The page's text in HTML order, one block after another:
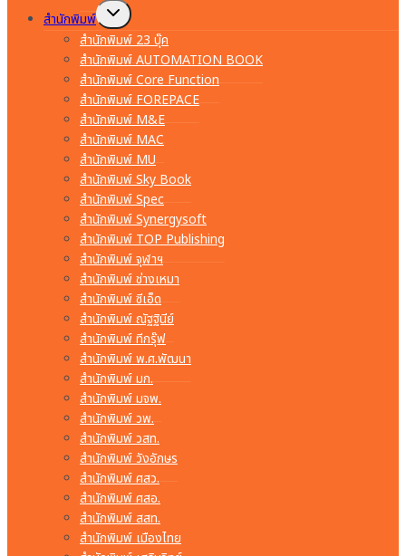
สำนักพิมพ์
Toggle
child
menu
สำนักพิมพ์ 23 บุ๊ค
สำนักพิมพ์ AUTOMATION BOOK
สำนักพิมพ์ Core Function
สำนักพิมพ์ FOREPACE
สำนักพิมพ์ M&E
สำนักพิมพ์ MAC
สำนักพิมพ์ MU
สำนักพิมพ์ Sky Book
สำนักพิมพ์ Spec
สำนักพิมพ์ Synergysoft
สำนักพิมพ์ TOP Publishing
สำนักพิมพ์ จุฬาฯ
สำนักพิมพ์ ช่างเหมา
สำนักพิมพ์ ซีเอ็ด
สำนักพิมพ์ ณัฐฐินีย์
สำนักพิมพ์ ทีกรุ๊ฟ
สำนักพิมพ์ พ.ศ.พัฒนา
สำนักพิมพ์ มก.
สำนักพิมพ์ มจพ.
สำนักพิมพ์ วพ.
สำนักพิมพ์ วสท.
สำนักพิมพ์ วังอักษร
สำนักพิมพ์ ศสว.
สำนักพิมพ์ ศสอ.
สำนักพิมพ์ สสท.
สำนักพิมพ์ เมืองไทย